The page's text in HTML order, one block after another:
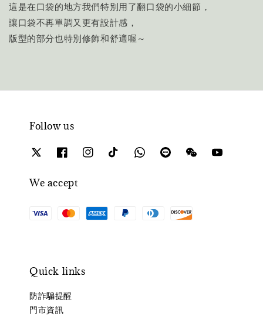
這是在口袋的地方我們特別用了翻口袋的小細節，
讓口袋不再單調又更有設計感，
版型的部分也特別修飾和舒適喔～
Follow us
We accept
Quick links
防詐騙提醒
門市資訊